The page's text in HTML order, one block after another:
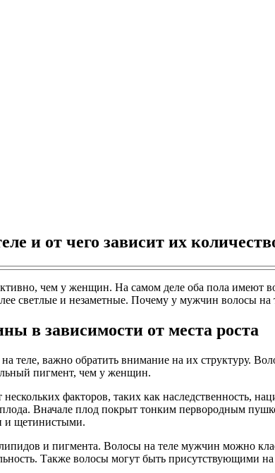
и от чего зависит их
чем у женщин. На самом деле оба пола имеют
светлые и незаметные. Почему у мужчин волосы
в зависимости от места роста
теле, важно обратить внимание на их структуру.
пигмент, чем у женщин.
факторов, таких как наследственность,
Вначале плод покрыт тонким первородным
и щетинистыми.
и пигмента. Волосы на теле мужчин можно
Также волосы могут быть присутствующими